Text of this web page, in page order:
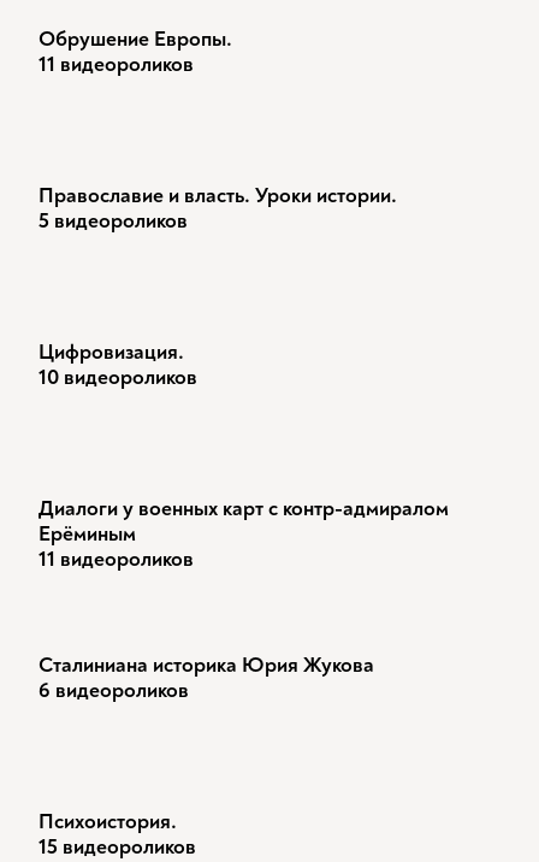
Обрушение Европы.
11 видеороликов
Православие и власть. Уроки истории.
5 видеороликов
Цифровизация.
10 видеороликов
Диалоги у военных карт с контр-адмиралом
Ерёминым
11 видеороликов
Сталиниана историка Юрия Жукова
6 видеороликов
Психоистория.
15 видеороликов